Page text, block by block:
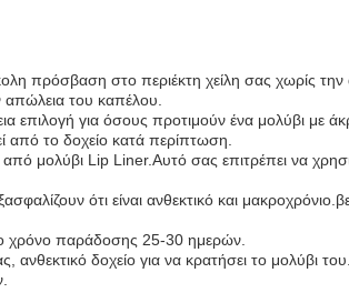
πρόσβαση στο περιέκτη χείλη σας χωρίς
απώλεια του καπέλου.
επιλογή για όσους προτιμούν ένα μολύβι με
από το δοχείο κατά περίπτωση.
μολύβι Lip Liner.Αυτό σας επιτρέπει να
ότι είναι ανθεκτικό και
χρόνο παράδοσης 25-30 ημερών.
δοχείο για να κρατήσει το μολύβι